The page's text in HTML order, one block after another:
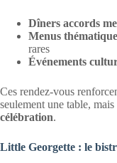
Dîners accords
Menus
rares
Événements
Ces rendez-vous
seulement une table, mais
célébration.
Little Georgette : le